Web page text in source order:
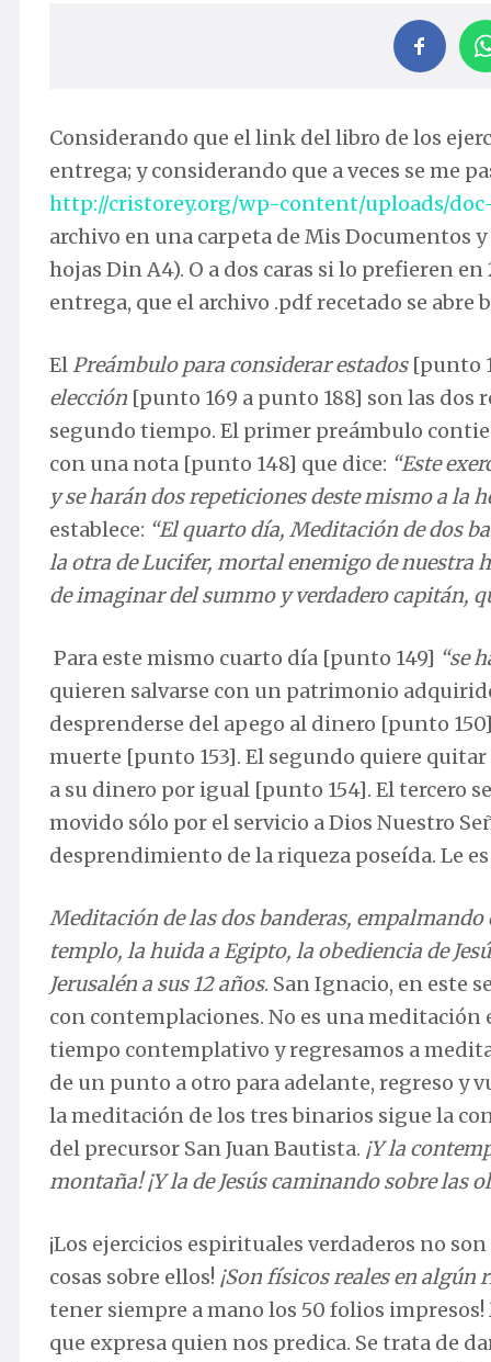
Considerando que el link del libro de los
entrega; y considerando que a veces se me
http://cristorey.org/wp-content/uploads/
archivo en una carpeta de Mis Documentos
hojas Din A4). O a dos caras si lo prefieren
entrega, que el archivo .pdf recetado se abre
ElPreámbulo para considerar estados[punto
elección [punto 169 a punto 188] son las
segundo tiempo. El primer preámbulo
con una nota [punto 148] que dice: “Este
y se harán dos repeticiones deste mismo a la
establece: “El quarto día, Meditación de dos
la otra de Lucifer, mortal enemigo de nuestra
de imaginar del summo y verdadero capitán,
Para este mismo cuarto día [punto 149] “se
quieren salvarse con un patrimonio
desprenderse del apego al dinero [punto
muerte [punto 153]. El segundo quiere
a su dinero por igual [punto 154]. El tercero
movido sólo por el servicio a Dios Nuestro
desprendimiento de la riqueza poseída. Le
Meditación de las dos banderas,
templo, la huida a Egipto, la obediencia de
Jerusalén a sus 12 años. San Ignacio, en este
con contemplaciones. No es una
tiempo contemplativo y regresamos a
de un punto a otro para adelante, regreso y
la meditación de los tres binarios sigue la
del precursor San Juan Bautista. ¡Y la
montaña! ¡Y la de Jesús caminando sobre las
¡Los ejercicios espirituales verdaderos no
cosas sobre ellos! ¡Son físicos reales en
tener siempre a mano los 50 folios
que expresa quien nos predica. Se trata de